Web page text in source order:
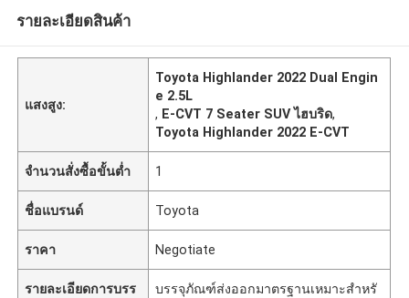
รายละเอียดสินค้า
แสงสูง:
Toyota Highlander 2022 Dual Engin
e 2.5L
, E-CVT 7 Seater SUV ไฮบริด,
Toyota Highlander 2022 E-CVT
จำนวนสั่งซื้อขั้นต่ำ 1
ชื่อแบรนด์ Toyota
ราคา Negotiate
รายละเอียดการบรร
บรรจุภัณฑ์ส่งออกมาตรฐานเหมาะสำหรั